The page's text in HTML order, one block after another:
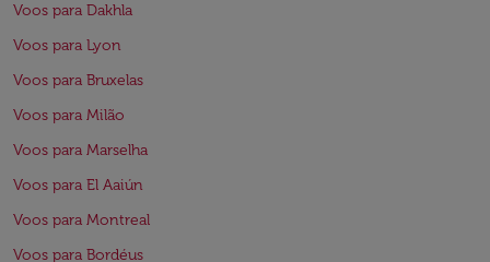
Voos para Dakhla
Voos para Lyon
Voos para Bruxelas
Voos para Milão
Voos para Marselha
Voos para El Aaiún
Voos para Montreal
Voos para Bordéus